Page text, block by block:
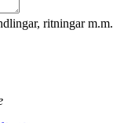
ritningar m.m.